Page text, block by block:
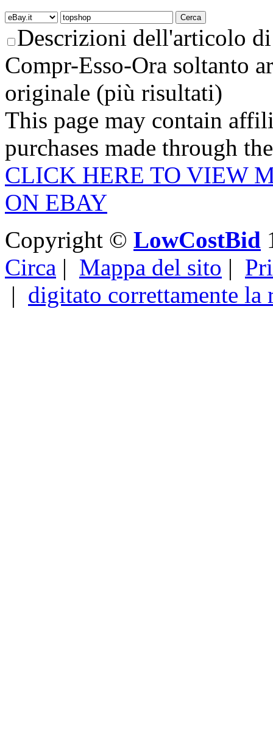
Descrizioni dell'articolo
Compr-Esso-Ora soltanto
originale (più risultati)
This page may contain
purchases made through
CLICK HERE TO VIEW
ON EBAY
Copyright © LowCostBid
Circa | Mappa del sito |
| digitato correttamente la